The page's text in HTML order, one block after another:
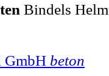
Bindels
GmbH beton